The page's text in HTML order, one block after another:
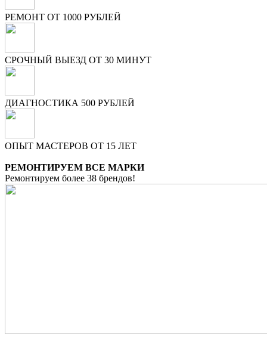
РЕМОНТ ОТ 1000 РУБЛЕЙ
СРОЧНЫЙ ВЫЕЗД ОТ 30 МИНУТ
ДИАГНОСТИКА 500 РУБЛЕЙ
ОПЫТ МАСТЕРОВ ОТ 15 ЛЕТ
РЕМОНТИРУЕМ ВСЕ МАРКИ
Ремонтируем более 38 брендов!